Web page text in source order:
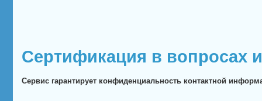
Сертификация в вопросах
Сервис гарантирует конфиденциальность контактной